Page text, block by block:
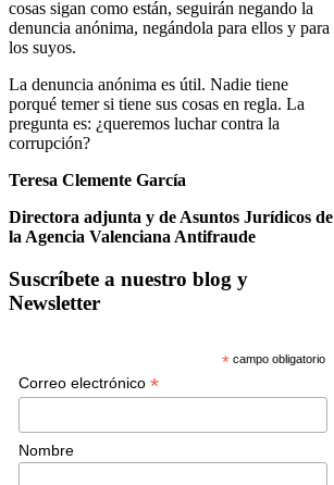
cosas sigan como están, seguirán negando la
denuncia anónima, negándola para ellos y para
los suyos.
La denuncia anónima es útil. Nadie tiene
porqué temer si tiene sus cosas en regla. La
pregunta es: ¿queremos luchar contra la
corrupción?
Teresa Clemente García
Directora adjunta y de Asuntos Jurídicos de
la Agencia Valenciana Antifraude
Suscríbete a nuestro blog y
Newsletter
*campo obligatorio
Correo electrónico*
Nombre